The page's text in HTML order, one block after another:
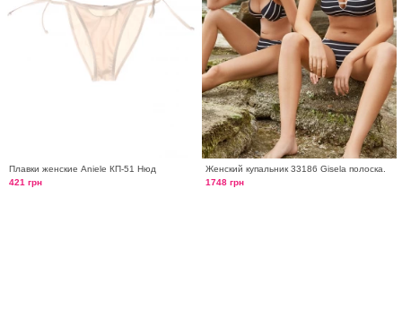
Плавки женские Aniele КП-51 Нюд
421 грн
Женский купальник 33186 Gisela полоска.
1748 грн